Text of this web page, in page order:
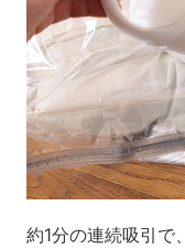
約1分の連続吸引で